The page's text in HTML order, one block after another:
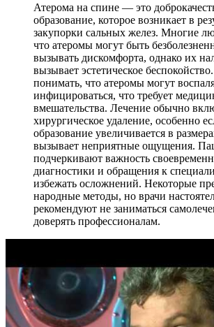
Атерома на спине — это
образование, которое возникает в
закупорки сальных желез. Многие
что атеромы могут быть
вызывать дискомфорта, однако их
вызывает эстетическое
понимать, что атеромы могут
инфицироваться, что требует
вмешательства. Лечение обычно
хирургическое удаление, особенно
образование увеличивается в
вызывает неприятные ощущения.
подчеркивают важность
диагностики и обращения к
избежать осложнений. Некоторые
народные методы, но врачи
рекомендуют не заниматься
доверять профессионалам.